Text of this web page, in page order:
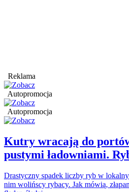
Reklama
Autopromocja
Autopromocja
Kutry wracają do
pustymi ładowniami.
Drastyczny spadek liczby ryb w
nim wolińscy rybacy. Jak mówią,